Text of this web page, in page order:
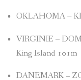
OKLAHOMA –
VIRGINIE –
King Island 101m
DANEMARK –